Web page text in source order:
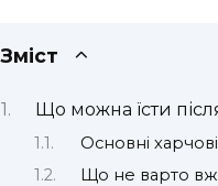
Зміст
Що можна їсти
Основні
Що не варто